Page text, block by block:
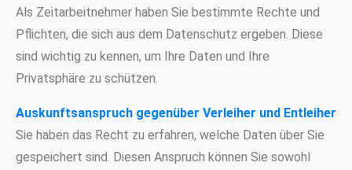
Als Zeitarbeitnehmer haben Sie bestimmte Rechte und
Pflichten, die sich aus dem Datenschutz ergeben. Diese
sind wichtig zu kennen, um Ihre Daten und Ihre
Privatsphäre zu schützen.
Auskunftsanspruch gegenüber Verleiher und Entleiher
Sie haben das Recht zu erfahren, welche Daten über Sie
gespeichert sind. Diesen Anspruch können Sie sowohl